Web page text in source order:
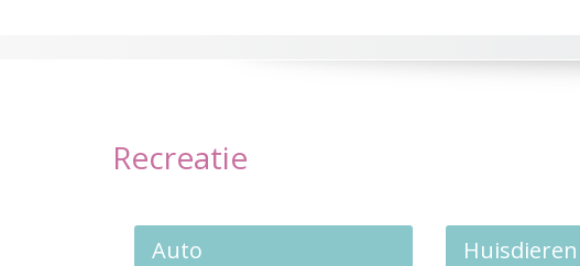
Recreatie
Auto Huisdieren